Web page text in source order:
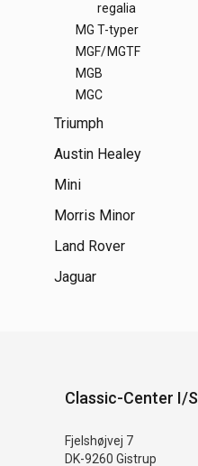
regalia
MG T-typer
MGF/MGTF
MGB
MGC
Triumph
Austin Healey
Mini
Morris Minor
Land Rover
Jaguar
Classic-Center I/S
Fjelshøjvej 7
DK-9260 Gistrup